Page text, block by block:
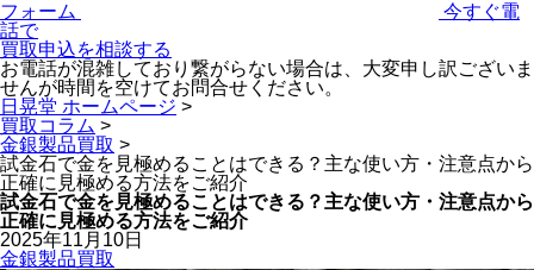
フォーム
今すぐ電
話で
買取申込を相談する
お電話が混雑しており繋がらない場合は、大変申し訳ございま
せんが時間を空けてお問合せください。
日晃堂 ホームページ >
買取コラム >
金銀製品買取 >
試金石で金を見極めることはできる？主な使い方・注意点から
正確に見極める方法をご紹介
試金石で金を見極めることはできる？主な使い方・注意点から
正確に見極める方法をご紹介
2025年11月10日
金銀製品買取